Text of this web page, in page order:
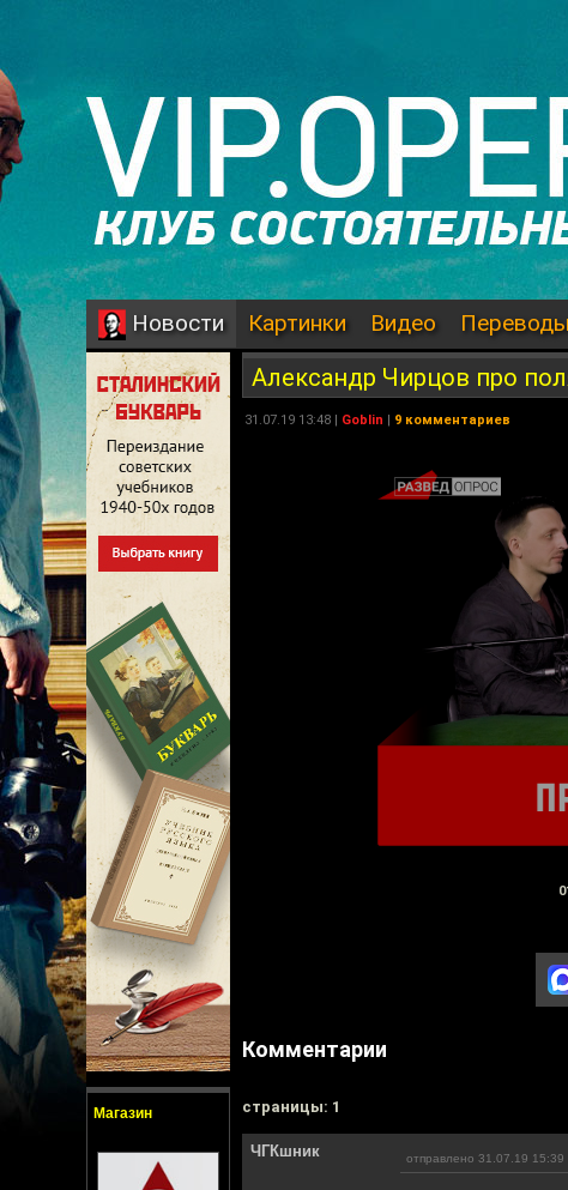
Новости Картинки Видео Переводы
Магазин
Александр Чирцов про
31.07.19 13:48 | Goblin | 9 комментариев
Комментарии
cтраницы: 1
ЧГКшник отправлено 31.07.19 15:39